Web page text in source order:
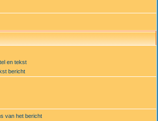
en tekst
bericht
van het bericht